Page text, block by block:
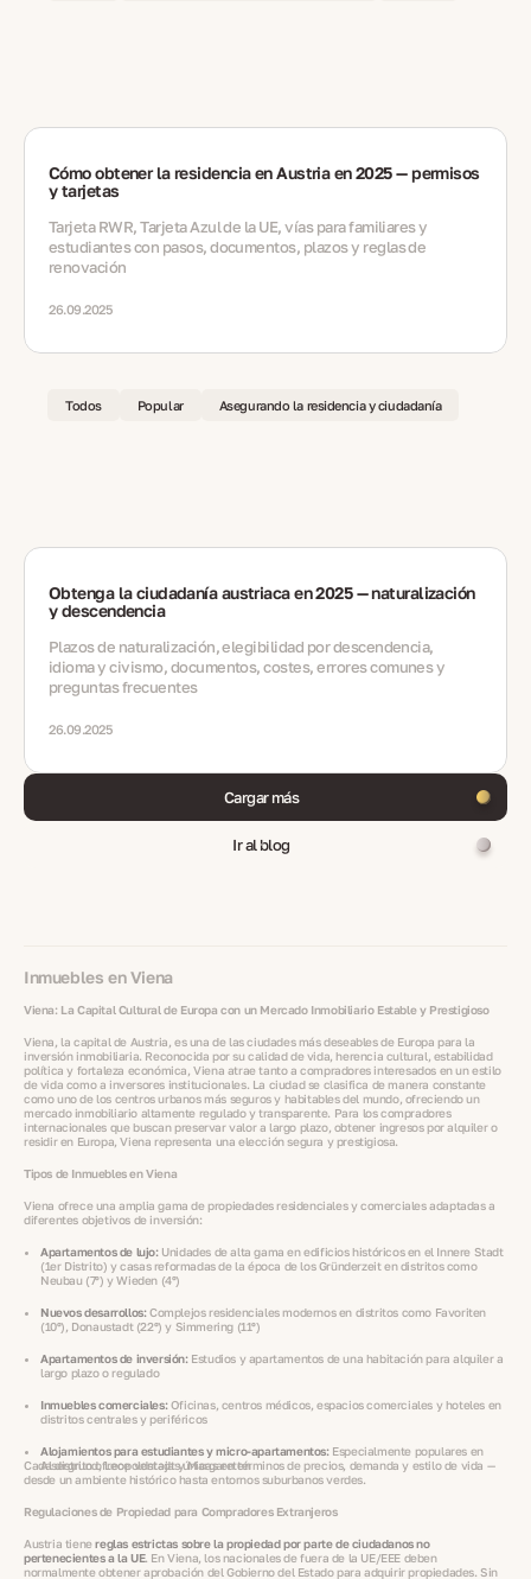
Cómo obtener la residencia en Austria en 2025 — permisos
y tarjetas
Tarjeta RWR, Tarjeta Azul de la UE, vías para familiares y
estudiantes con pasos, documentos, plazos y reglas de
renovación
26.09.2025
Todos Popular Asegurando la residencia y ciudadanía
Obtenga la ciudadanía austriaca en 2025 — naturalización
y descendencia
Plazos de naturalización, elegibilidad por descendencia,
idioma y civismo, documentos, costes, errores comunes y
preguntas frecuentes
26.09.2025
Cargar más
Ir al blog
Inmuebles en Viena
Viena: La Capital Cultural de Europa con un Mercado Inmobiliario Estable y Prestigioso
Viena, la capital de Austria, es una de las ciudades más deseables de Europa para la
inversión inmobiliaria. Reconocida por su calidad de vida, herencia cultural, estabilidad
política y fortaleza económica, Viena atrae tanto a compradores interesados en un estilo
de vida como a inversores institucionales. La ciudad se clasifica de manera constante
como uno de los centros urbanos más seguros y habitables del mundo, ofreciendo un
mercado inmobiliario altamente regulado y transparente. Para los compradores
internacionales que buscan preservar valor a largo plazo, obtener ingresos por alquiler o
residir en Europa, Viena representa una elección segura y prestigiosa.
Tipos de Inmuebles en Viena
Viena ofrece una amplia gama de propiedades residenciales y comerciales adaptadas a
diferentes objetivos de inversión:
Apartamentos de lujo:Unidades de alta gama en edificios históricos en el Innere Stadt
(1er Distrito) y casas reformadas de la época de los Gründerzeit en distritos como
Neubau (7º) y Wieden (4º)
Nuevos desarrollos:Complejos residenciales modernos en distritos como Favoriten
(10º), Donaustadt (22º) y Simmering (11º)
Apartamentos de inversión:Estudios y apartamentos de una habitación para alquiler a
largo plazo o regulado
Inmuebles comerciales:Oficinas, centros médicos, espacios comerciales y hoteles en
distritos centrales y periféricos
Alojamientos para estudiantes y micro-apartamentos:Especialmente populares en
Alsergrund, Leopoldstadt y Margareten
Cada distrito ofrece ventajas únicas en términos de precios, demanda y estilo de vida —
desde un ambiente histórico hasta entornos suburbanos verdes.
Regulaciones de Propiedad para Compradores Extranjeros
Austria tienereglas estrictas sobre la propiedad por parte de ciudadanos no
pertenecientes a la UE. En Viena, los nacionales de fuera de la UE/EEE deben
normalmente obtener aprobación del Gobierno del Estado para adquirir propiedades. Sin